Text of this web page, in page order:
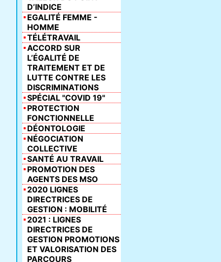
D’INDICE
EGALITÉ FEMME -
HOMME
TÉLÉTRAVAIL
ACCORD SUR
L’ÉGALITÉ DE
TRAITEMENT ET DE
LUTTE CONTRE LES
DISCRIMINATIONS
SPÉCIAL "COVID 19"
PROTECTION
FONCTIONNELLE
DÉONTOLOGIE
NÉGOCIATION
COLLECTIVE
SANTÉ AU TRAVAIL
PROMOTION DES
AGENTS DES MSO
2020 LIGNES
DIRECTRICES DE
GESTION : MOBILITÉ
2021 : LIGNES
DIRECTRICES DE
GESTION PROMOTIONS
ET VALORISATION DES
PARCOURS